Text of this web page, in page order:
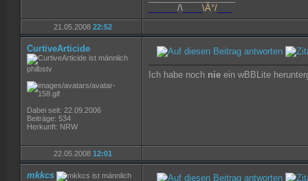
/\ \Â°/
21.05.2008 22:52
CurtiveArticide
philbstv
Dabei seit: 22.09.2006
Beiträge: 534
Herkunft: NRW
Ich habe noch nie ein wBBLite
22.05.2008 12:01
mkkcs